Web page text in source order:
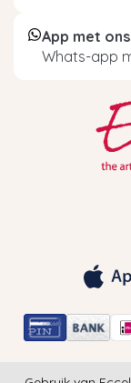
App met ons
Whats-app